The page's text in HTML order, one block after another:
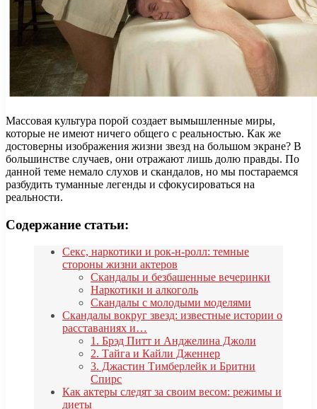
Массовая культура порой создает вымышленные миры,
которые не имеют ничего общего с реальностью. Как же
достоверны изображения жизни звезд на большом экране? В
большинстве случаев, они отражают лишь долю правды. По
данной теме немало слухов и скандалов, но мы постараемся
разбудить туманные легенды и сфокусироваться на
реальности.
Содержание статьи:
Секс, наркотики и рок-н-ролл: темные
стороны жизни актеров
Скандалы и безбашенные вечеринки
Наркотики и алкоголь
Скандалы с молодыми моделями
Скандалы вокруг звезд: известные истории о
расставаниях и…
1. Брэд Питт и Анджелина Джоли
2. Тайга и Кайли Дженнер
3. Джастин Тимберлейк и Бритни
Спирс
Как актеры следят за своим весом: режимы и
диеты